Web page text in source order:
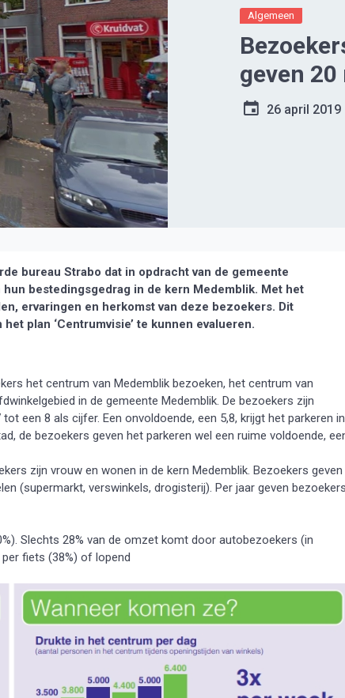
Algemeen
geven
26 april 2019
bureau Strabo dat in opdracht van de gemeente
bestedingsgedrag in de kern Medemblik. Met het
ervaringen en herkomst van deze bezoekers. Dit
plan ‘Centrumvisie’ te kunnen evalueren.
het centrum van Medemblik bezoeken, het centrum van
in de gemeente Medemblik. De bezoekers zijn
een 8 als cijfer. Een onvoldoende, een 5,8, krijgt het parkeren in
de bezoekers geven het parkeren wel een ruime voldoende,
zijn vrouw en wonen in de kern Medemblik. Bezoekers geven
(supermarkt, verswinkels, drogisterij). Per jaar geven
Slechts 28% van de omzet komt door autobezoekers (in
fiets (38%) of lopend